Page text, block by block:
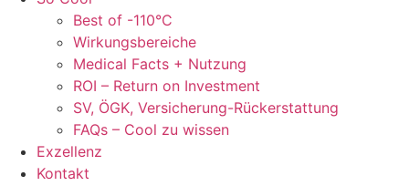
Best of -110°C
Wirkungsbereiche
Medical Facts + Nutzung
ROI – Return on Investment
SV, ÖGK, Versicherung-Rückerstattung
FAQs – Cool zu wissen
Exzellenz
Kontakt